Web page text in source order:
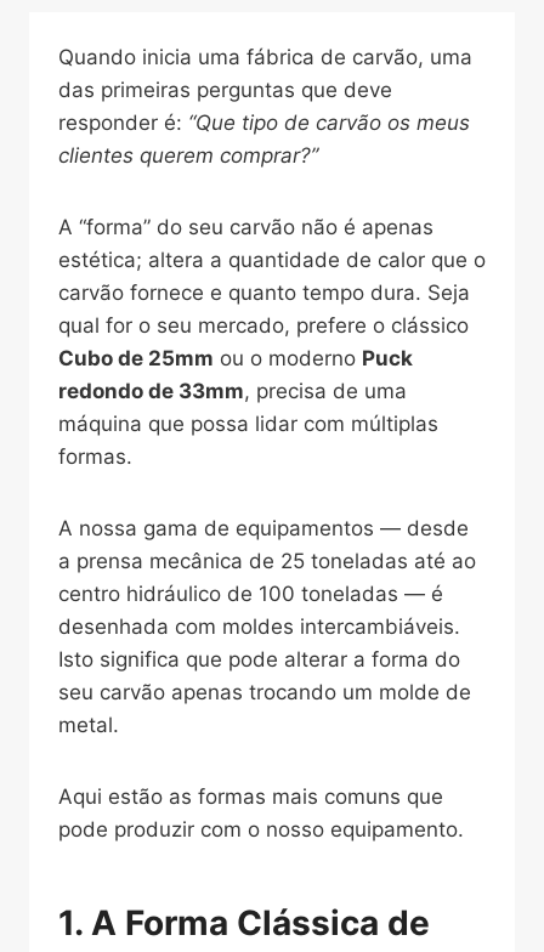
Quando inicia uma fábrica de carvão, uma
das primeiras perguntas que deve
responder é: “Que tipo de carvão os meus
clientes querem comprar?”
A “forma” do seu carvão não é apenas
estética; altera a quantidade de calor que o
carvão fornece e quanto tempo dura. Seja
qual for o seu mercado, prefere o clássico
Cubo de 25mm ou o moderno Puck
redondo de 33mm, precisa de uma
máquina que possa lidar com múltiplas
formas.
A nossa gama de equipamentos — desde
a prensa mecânica de 25 toneladas até ao
centro hidráulico de 100 toneladas — é
desenhada com moldes intercambiáveis.
Isto significa que pode alterar a forma do
seu carvão apenas trocando um molde de
metal.
Aqui estão as formas mais comuns que
pode produzir com o nosso equipamento.
1. A Forma Clássica de